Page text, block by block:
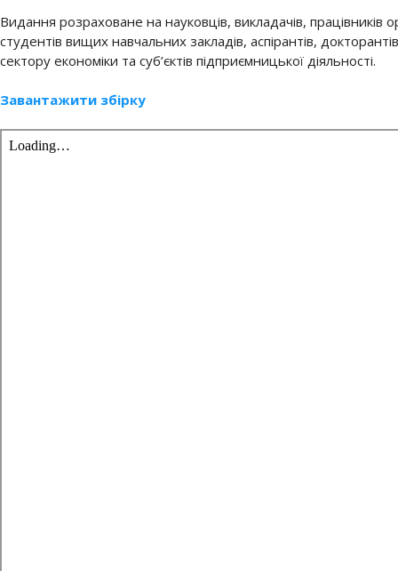
Видання розраховане на науковців, викладачів, працівників
студентів вищих навчальних закладів, аспірантів,
сектору економіки та суб’єктів підприємницької діяльності.
Завантажити збірку